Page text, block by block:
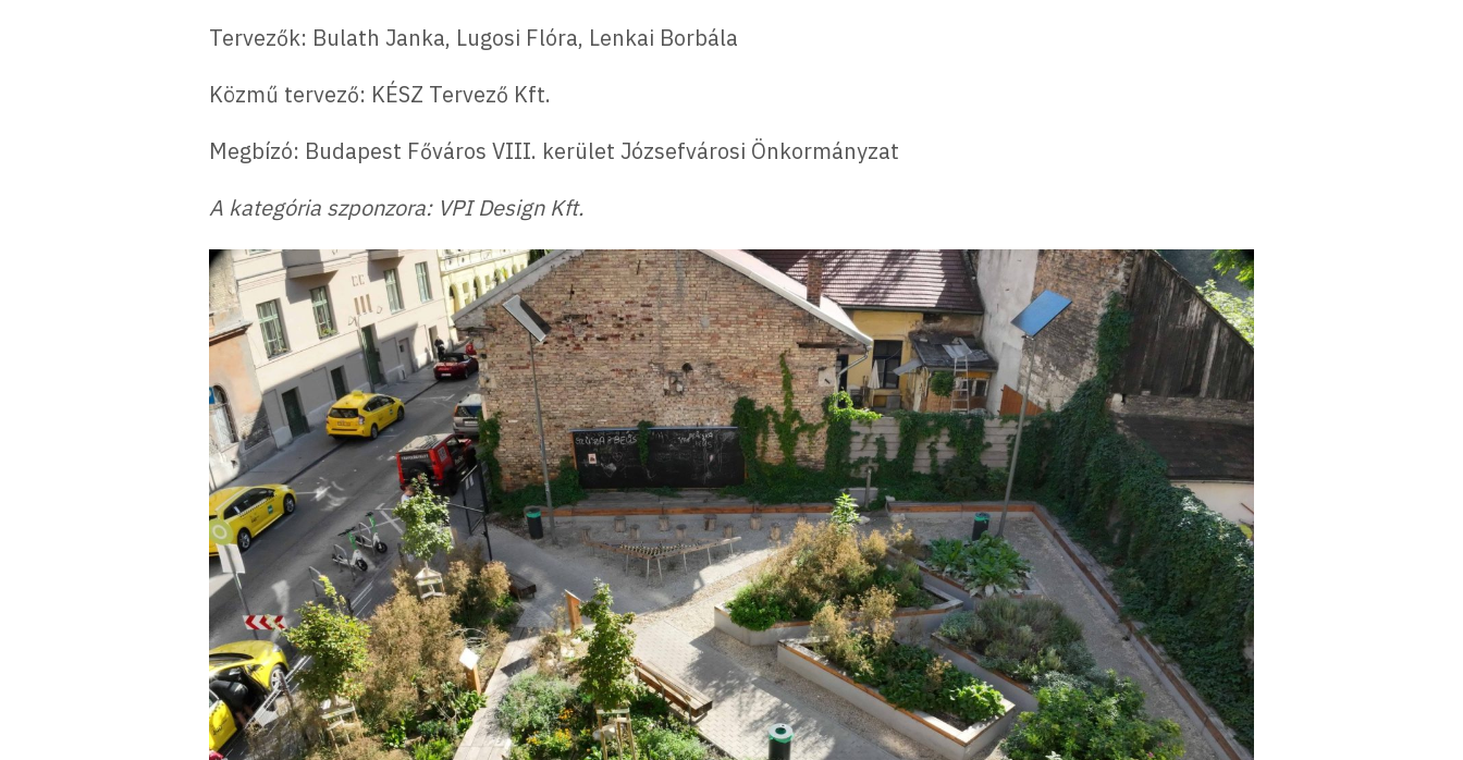
Tervezők: Bulath Janka, Lugosi Flóra, Lenkai Borbála
Közmű tervező: KÉSZ Tervező Kft.
Megbízó: Budapest Főváros VIII. kerület Józsefvárosi Önkormányzat
A kategória szponzora: VPI Design Kft.